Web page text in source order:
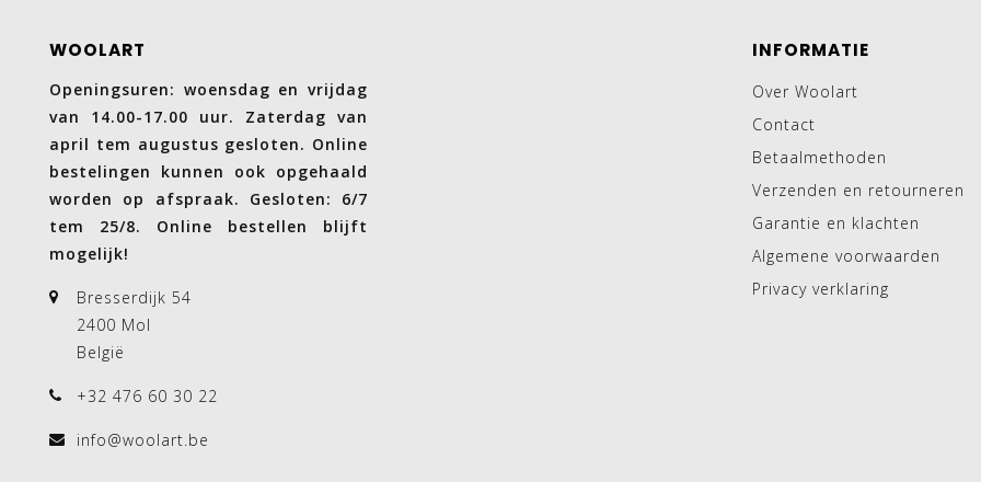
WOOLART
Openingsuren: woensdag en vrijdag
van 14.00-17.00 uur. Zaterdag van
april tem augustus gesloten. Online
bestelingen kunnen ook opgehaald
worden op afspraak. Gesloten: 6/7
tem 25/8. Online bestellen blijft
mogelijk!
Bresserdijk 54
2400 Mol
België
+32 476 60 30 22
info@woolart.be
INFORMATIE
Over Woolart
Contact
Betaalmethoden
Verzenden en retourneren
Garantie en klachten
Algemene voorwaarden
Privacy verklaring